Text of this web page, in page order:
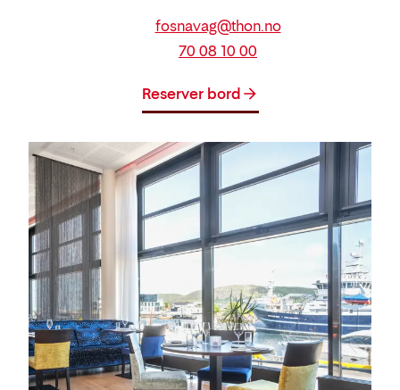
fosnavag@thon.no
70 08 10 00
Reserver bord